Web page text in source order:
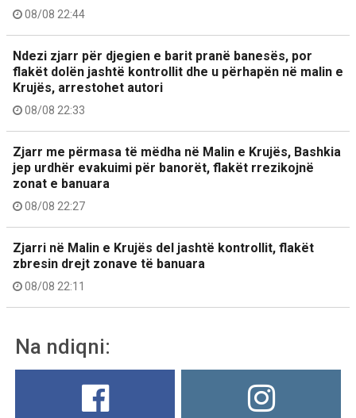
08/08 22:44
Ndezi zjarr për djegien e barit pranë banesës, por
flakët dolën jashtë kontrollit dhe u përhapën në malin e
Krujës, arrestohet autori
08/08 22:33
Zjarr me përmasa të mëdha në Malin e Krujës, Bashkia
jep urdhër evakuimi për banorët, flakët rrezikojnë
zonat e banuara
08/08 22:27
Zjarri në Malin e Krujës del jashtë kontrollit, flakët
zbresin drejt zonave të banuara
08/08 22:11
Na ndiqni: